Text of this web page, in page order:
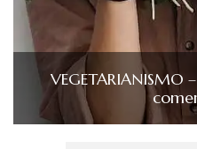
VEGETARIANISMO